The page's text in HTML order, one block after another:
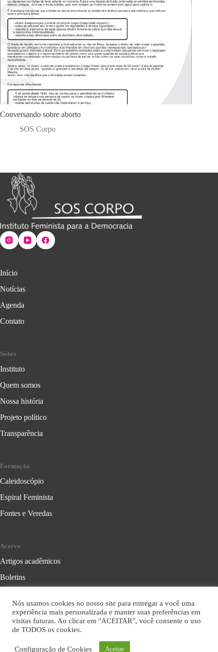
Conversando sobre aborto
SOS Corpo
Início
Notícias
Agenda
Contato
Sobre
Instituto
Quem somos
Nossa história
Projeto político
Transparência
Formação
Caleidoscópio
Espiral Feminista
Fontes e Veredas
Acervo
Artigos acadêmicos
Boletins
Cadernos
Folhetos
Nós usamos cookies no nosso site para entregar a você uma
experiência mais personalizada e manter suas preferências em
visitas futuras. Ao clicar em "ACEITAR", você consente o uso
de TODOS os cookies.
Configuração de Cookies Aceitar